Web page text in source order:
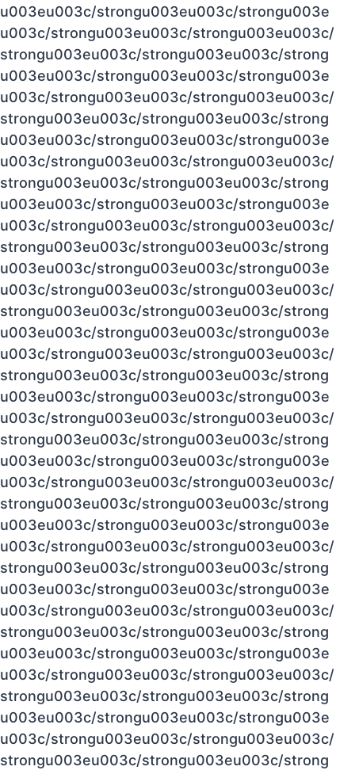
u003eu003c/strongu003eu003c/strongu003e
u003c/strongu003eu003c/strongu003eu003c/
strongu003eu003c/strongu003eu003c/strong
u003eu003c/strongu003eu003c/strongu003e
u003c/strongu003eu003c/strongu003eu003c/
strongu003eu003c/strongu003eu003c/strong
u003eu003c/strongu003eu003c/strongu003e
u003c/strongu003eu003c/strongu003eu003c/
strongu003eu003c/strongu003eu003c/strong
u003eu003c/strongu003eu003c/strongu003e
u003c/strongu003eu003c/strongu003eu003c/
strongu003eu003c/strongu003eu003c/strong
u003eu003c/strongu003eu003c/strongu003e
u003c/strongu003eu003c/strongu003eu003c/
strongu003eu003c/strongu003eu003c/strong
u003eu003c/strongu003eu003c/strongu003e
u003c/strongu003eu003c/strongu003eu003c/
strongu003eu003c/strongu003eu003c/strong
u003eu003c/strongu003eu003c/strongu003e
u003c/strongu003eu003c/strongu003eu003c/
strongu003eu003c/strongu003eu003c/strong
u003eu003c/strongu003eu003c/strongu003e
u003c/strongu003eu003c/strongu003eu003c/
strongu003eu003c/strongu003eu003c/strong
u003eu003c/strongu003eu003c/strongu003e
u003c/strongu003eu003c/strongu003eu003c/
strongu003eu003c/strongu003eu003c/strong
u003eu003c/strongu003eu003c/strongu003e
u003c/strongu003eu003c/strongu003eu003c/
strongu003eu003c/strongu003eu003c/strong
u003eu003c/strongu003eu003c/strongu003e
u003c/strongu003eu003c/strongu003eu003c/
strongu003eu003c/strongu003eu003c/strong
u003eu003c/strongu003eu003c/strongu003e
u003c/strongu003eu003c/strongu003eu003c/
strongu003eu003c/strongu003eu003c/strong